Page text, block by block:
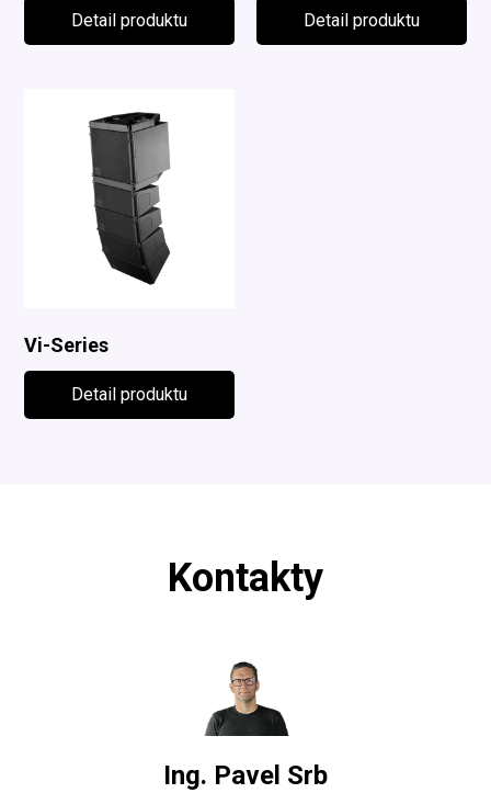
Detail produktu Detail produktu
Vi-Series
Detail produktu
Kontakty
Ing. Pavel Srb